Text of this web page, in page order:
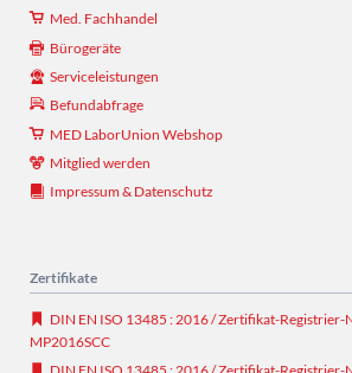
Med. Fachhandel
Bürogeräte
Serviceleistungen
Befundabfrage
MED LaborUnion Webshop
Mitglied werden
Impressum & Datenschutz
Zertifikate
DIN EN ISO 13485 : 2016 / Zertifikat-Registrier-
MP2016SCC